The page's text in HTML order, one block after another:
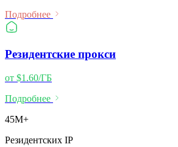
Подробнее
Резидентские прокси
от $1.60/ГБ
Подробнее
45M+
Резидентских IP